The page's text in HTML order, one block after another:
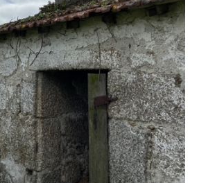
no andar de baixo e talvez
A casa está em lordelo, paredes